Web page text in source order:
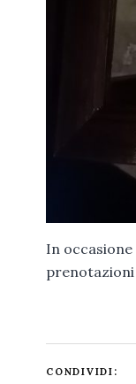
In occasione
prenotazioni
CONDIVIDI: